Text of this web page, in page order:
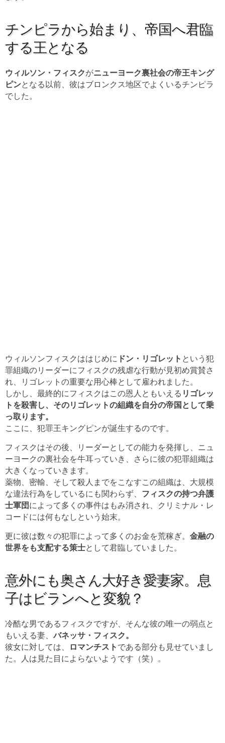
チンピラから始まり、帝国へ君臨
する王となる
ウィルソン・フィスクがニューヨーク裏社会の帝王キング
ピンとなる以前、彼はブロンクス地区でよくいるチンピラ
でした。
ウィルソンフィスクははじめに ドン・リゴレット という犯
罪組織のリーダーにフィスクの残虐な行動が見初め賞賛さ
れ、リゴレットの重要な用心棒として雇われました。
しかし、最終的にフィスクはこの恩人ともいえる リゴレッ
トを殺害し、そのリゴレットの組織を自分の帝国として乗
っ取ります。
ここに、犯罪王キングピンが誕生するのです。
フィスクはその後、リーダーとしての能力を発揮し、ニュ
ーヨークの裏社会を牛耳っていき、さらに彼の犯罪組織は
大きくなっていきます。
薬物、密輸、そして殺人までをこなすこの組織は、大規模
な違法行為をしているにも関わらず、 フィスクの持つ弁護
士軍団 によって多くの事件はもみ消され、クリミナル・レ
コードには何もなしという始末。
更に彼は数々の犯罪によって多くのお金を荒稼ぎ。 金融の
世界をも支配する策士として君臨していました。
意外にも奥さん大好き愛妻家。息
子はビランへと変貌？
冷酷な男であるフィスクですが、そんな彼の唯一の弱点と
もいえる妻、バネッサ・フィスク。
彼女に対しては、
ロマンチスト である部分も見せていまし
た。人は見た目によらないようです（笑）。